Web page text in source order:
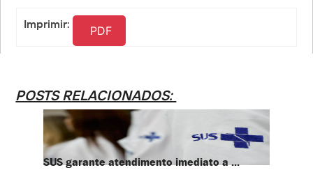
Imprimir: PDF
POSTS RELACIONADOS:
SUS garante atendimento imediato a ...